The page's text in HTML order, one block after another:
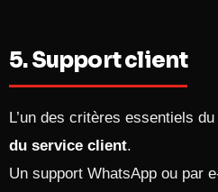
5. Support client
L’un des critères essentiels du
du service client.
Un support WhatsApp ou par